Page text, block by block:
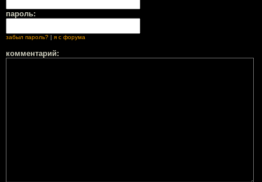
пароль:
забыл пароль? я с форума
комментарий: